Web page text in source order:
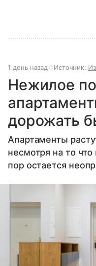
1 день назад Источник:
Нежилое
дорожать
Апартаменты
несмотря на то что
пор остается